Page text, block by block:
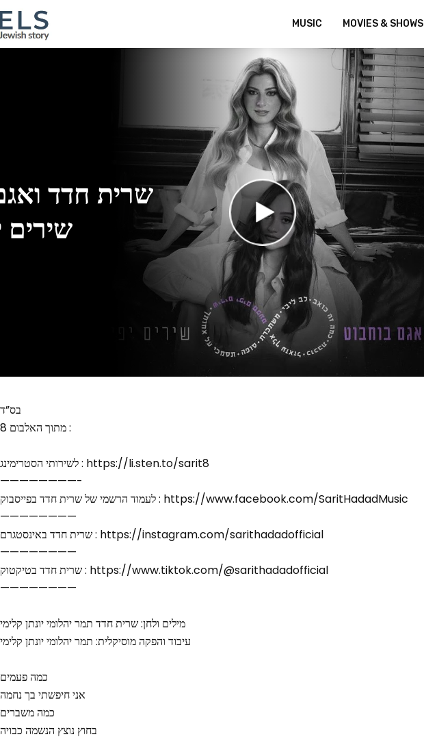
MUSIC MOVIES & SHOWS
שרית חדד
בס”ד
מתוך האלבום 8 :
לשירותי הסטרימינג : https://li.sten.to/sarit8
————————-
לעמוד הרשמי של שרית חדד בפייסבוק : https://www.facebook.com/SaritHadadMusic
————————
שרית חדד באינסטגרם : https://instagram.com/sarithadadofficial
————————
שרית חדד בטיקטוק : https://www.tiktok.com/@sarithadadofficial
————————
מילים ולחן: שרית חדד תמר יהלומי יונתן קלימי
עיבוד והפקה מוסיקלית: תמר יהלומי יונתן קלימי
כמה פעמים
אני חיפשתי בך נחמה
כמה משברים
בחוץ נוצץ הנשמה כבויה